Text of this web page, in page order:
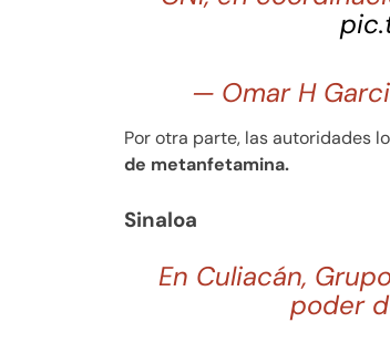
— Omar H
Por otra parte, las autoridades
de metanfetamina.
Sinaloa
En Culiacán,
poder